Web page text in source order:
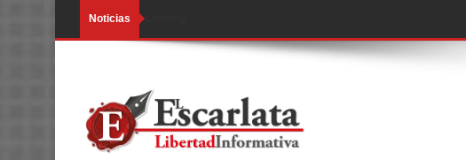
Noticias